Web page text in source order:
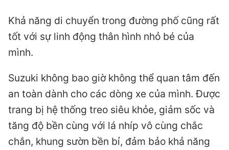
Khả năng di chuyển trong đường phố cũng rất
tốt với sự linh động thân hình nhỏ bé của
mình.
Suzuki không bao giờ không thể quan tâm đến
an toàn dành cho các dòng xe của mình. Được
trang bị hệ thống treo siêu khỏe, giảm sốc và
tăng độ bền cùng với lá nhíp vô cùng chắc
chắn, khung sườn bền bỉ, đảm bảo khả năng